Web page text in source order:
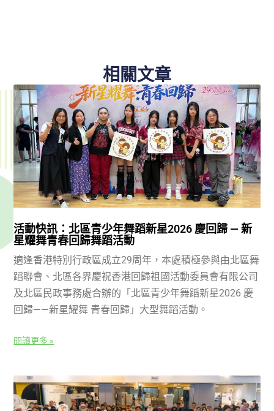
相關文章
活動快訊：北區青少年舞蹈新星2026 慶回歸 — 新
星耀舞青春回歸舞蹈活動
適逢香港特別行政區成立29周年，本處積極參與由北區舞
蹈聯會、北區各界慶祝香港回歸祖國活動委員會有限公司
及北區民政事務處合辦的「北區青少年舞蹈新星2026 慶
回歸——新星耀舞 青春回歸」大型舞蹈活動。
閱讀更多 »